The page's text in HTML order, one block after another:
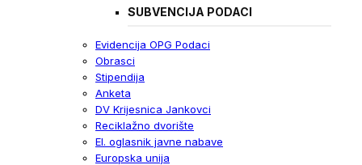
SUBVENCIJA PODACI
Evidencija OPG Podaci
Obrasci
Stipendija
Anketa
DV Krijesnica Jankovci
Reciklažno dvorište
El. oglasnik javne nabave
Europska unija